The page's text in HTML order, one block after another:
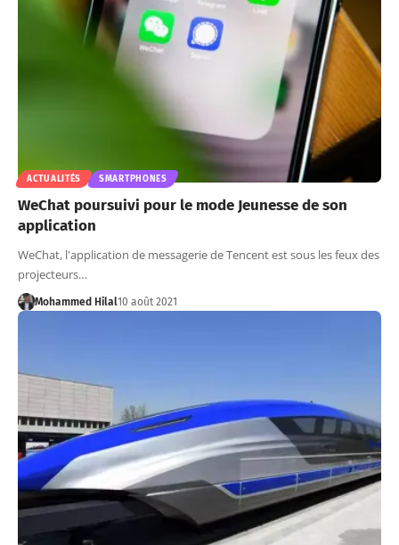
ACTUALITÉS SMARTPHONES
WeChat poursuivi pour le mode Jeunesse de son
application
WeChat, l'application de messagerie de Tencent est sous les feux des
projecteurs…
Mohammed Hilal10 août 2021